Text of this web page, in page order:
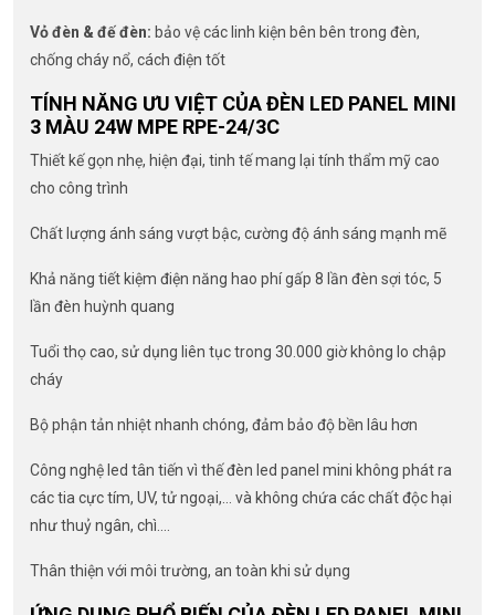
Vỏ đèn & đế đèn: bảo vệ các linh kiện bên bên trong đèn,
chống cháy nổ, cách điện tốt
TÍNH NĂNG ƯU VIỆT CỦA ĐÈN LED PANEL MINI
3 MÀU 24W MPE RPE-24/3C
Thiết kế gọn nhẹ, hiện đại, tinh tế mang lại tính thẩm mỹ cao
cho công trình
Chất lượng ánh sáng vượt bậc, cường độ ánh sáng mạnh mẽ
Khả năng tiết kiệm điện năng hao phí gấp 8 lần đèn sợi tóc, 5
lần đèn huỳnh quang
Tuổi thọ cao, sử dụng liên tục trong 30.000 giờ không lo chập
cháy
Bộ phận tản nhiệt nhanh chóng, đảm bảo độ bền lâu hơn
Công nghệ led tân tiến vì thế đèn led panel mini không phát ra
các tia cực tím, UV, tử ngoại,… và không chứa các chất độc hại
như thuỷ ngân, chì….
Thân thiện với môi trường, an toàn khi sử dụng